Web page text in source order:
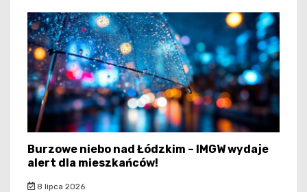
Burzowe niebo nad Łódzkim – IMGW wydaje
alert dla mieszkańców!
8 lipca 2026